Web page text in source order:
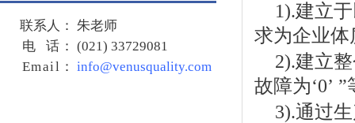
六西格玛设计黑带课程
精益绿带课程
精益黑带课程
联系人： 朱老师
电 话： (021) 33729081
Email ： info@venusquality.com
1).建立
求为企业体
2).建立
故障为‘0’
3).通过